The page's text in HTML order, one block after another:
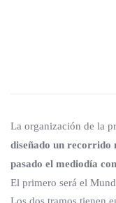
La organización de la
diseñado un recorrido
pasado el mediodía
El primero será el